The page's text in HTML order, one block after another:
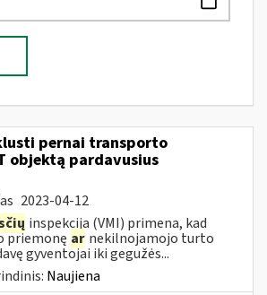
pernai transporto
objektą pardavusius
2023-04-12
inspekcija (VMI) primena, kad
priemonę ar nekilnojamojo turto
gyventojai iki gegužės...
Naujiena